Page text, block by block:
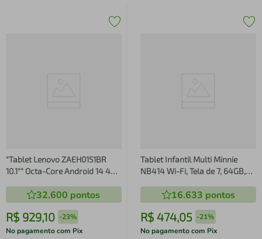
"Tablet Lenovo ZAEH0151BR
10.1"" Octa-Core Android 14 4GB
32.600 pontos
R$ 929,10 -23%
No pagamento com Pix
Tablet Infantil Multi Minnie
NB414 Wi-Fi, Tela de 7, 64GB,
Processador Quad- Core
16.633 pontos
R$ 474,05 -21%
No pagamento com Pix